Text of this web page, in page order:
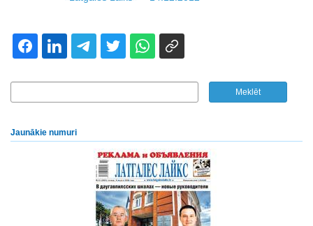
Jaunākie numuri